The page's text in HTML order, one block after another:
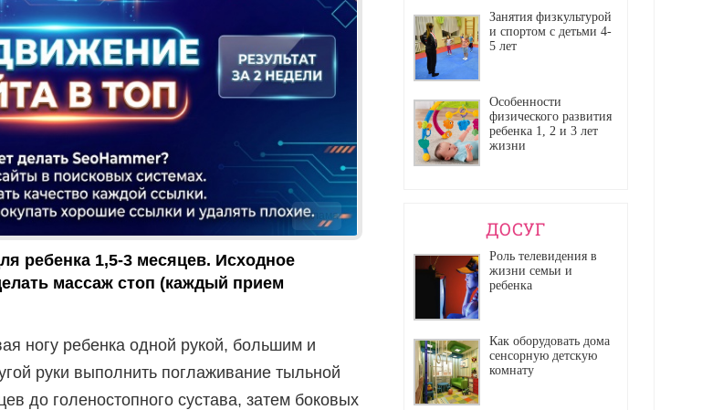
Реклама
ребенка 1,5-3 месяцев. Исходное
массаж стоп (каждый прием
ногу ребенка одной рукой, большим и
руки выполнить поглаживание тыльной
до голеностопного сустава, затем боковых
Занятия физкультурой
и спортом с детьми 4-
5 лет
Особенности
физического развития
ребенка 1, 2 и 3 лет
жизни
ДОСУГ
Роль телевидения в
жизни семьи и
ребенка
Как оборудовать дома
сенсорную детскую
комнату